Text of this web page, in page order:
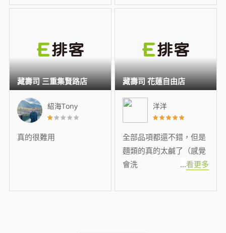
紹海Tony
真的很難用
藏壽司 三重集賢路店
洋洋
全部品項都還不錯，但是
麵類的真的太鹹了（感覺
會洗
...看更多
藏壽司 花蓮自由店